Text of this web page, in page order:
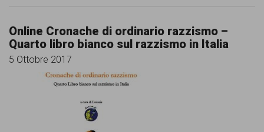
Online Cronache di ordinario razzismo –
Quarto libro bianco sul razzismo in Italia
5 Ottobre 2017